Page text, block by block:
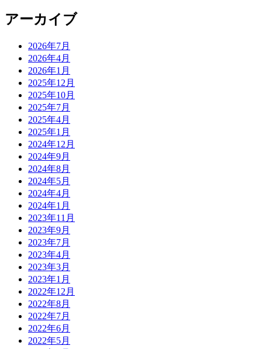
アーカイブ
2026年7月
2026年4月
2026年1月
2025年12月
2025年10月
2025年7月
2025年4月
2025年1月
2024年12月
2024年9月
2024年8月
2024年5月
2024年4月
2024年1月
2023年11月
2023年9月
2023年7月
2023年4月
2023年3月
2023年1月
2022年12月
2022年8月
2022年7月
2022年6月
2022年5月